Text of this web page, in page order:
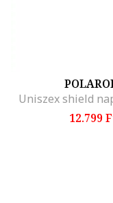
Uniszex shield
12.799